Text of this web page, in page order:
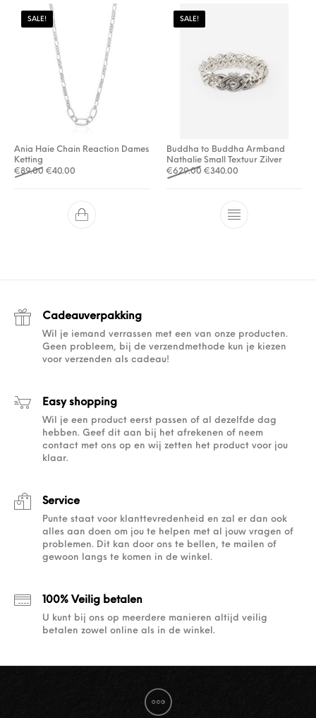
SALE!
Ania Haie Chain Reaction Dames
Ketting
€89.00 Oorspronkelijke prijs was: €89.00.
€40.00 Huidige prijs is: €40.00.
SALE!
Buddha to Buddha Armband
Nathalie Small Textuur Zilver
€629.00 Oorspronkelijke prijs was:
€340.00
Cadeauverpakking
Wil je iemand verrassen met een van onze producten.
Geen probleem, bij de verzendmethode kun je kiezen
voor verzenden als cadeau!
Easy shopping
Wil je een product eerst passen of al dezelfde dag
hebben. Geef dit aan bij het afrekenen of neem
contact met ons op en wij zetten het product voor jou
klaar.
Service
Punte staat voor klanttevredenheid en zal er dan ook
alles aan doen om jou te helpen met al jouw vragen of
problemen. Dit kan door ons te bellen, te mailen of
gewoon langs te komen in de winkel.
100% Veilig betalen
U kunt bij ons op meerdere manieren altijd veilig
betalen zowel online als in de winkel.